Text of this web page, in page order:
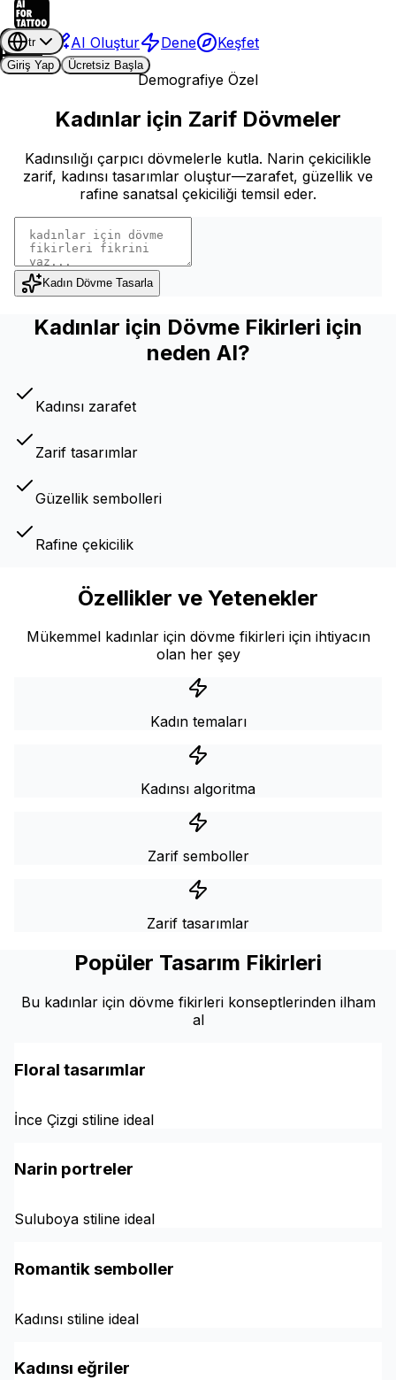
AI Oluştur Dene Keşfet
tr
Giriş Yap
Ücretsiz Başla
Demografiye Özel
Kadınlar için Zarif Dövmeler
Kadınsılığı çarpıcı dövmelerle kutla. Narin çekicilikle
zarif, kadınsı tasarımlar oluştur—zarafet, güzellik ve
rafine sanatsal çekiciliği temsil eder.
Kadın Dövme Tasarla
Kadınlar için Dövme Fikirleri için
neden AI?
Kadınsı zarafet
Zarif tasarımlar
Güzellik sembolleri
Rafine çekicilik
Özellikler ve Yetenekler
Mükemmel kadınlar için dövme fikirleri için ihtiyacın
olan her şey
Kadın temaları
Kadınsı algoritma
Zarif semboller
Zarif tasarımlar
Popüler Tasarım Fikirleri
Bu kadınlar için dövme fikirleri konseptlerinden ilham
al
Floral tasarımlar
İnce Çizgi stiline ideal
Narin portreler
Suluboya stiline ideal
Romantik semboller
Kadınsı stiline ideal
Kadınsı eğriler